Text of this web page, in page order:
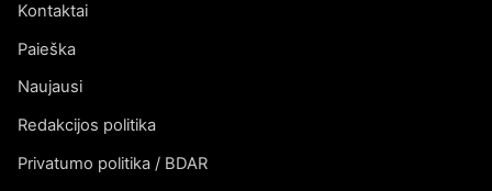
Kontaktai
Paieška
Naujausi
Redakcijos politika
Privatumo politika / BDAR